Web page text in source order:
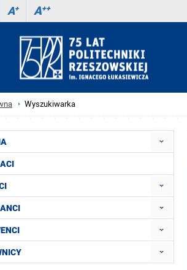
A+ A++
Wyszukiwarka